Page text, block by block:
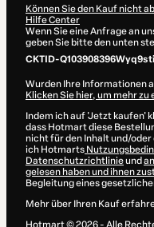
Können Sie den Kauf nicht
Hilfe Center
Wenn Sie eine Anfrage an
geben Sie bitte den unten
CKTID-
Wurden Ihre Informationen
Klicken Sie hier, um mehr zu
Indem ich auf 'Jetzt kaufen'
dass Hotmart diese
nicht für den Inhalt und/
ich Hotmarts
Datenschutzrichtlinieund
gelesen haben und ihnen
Begleitung eines
Mehr über Ihren Kauf